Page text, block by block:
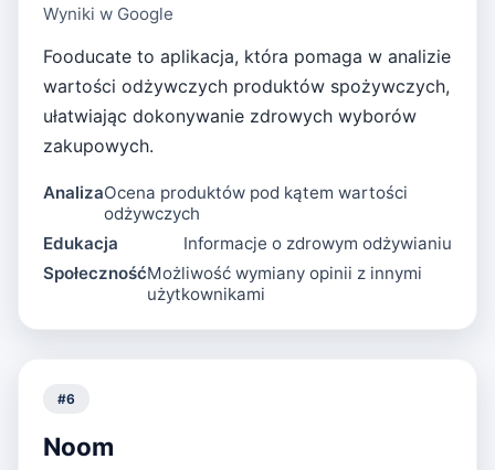
Wyniki w Google
Fooducate to aplikacja, która pomaga w analizie
wartości odżywczych produktów spożywczych,
ułatwiając dokonywanie zdrowych wyborów
zakupowych.
AnalizaOcena produktów pod kątem wartości
odżywczych
Edukacja
Informacje o zdrowym odżywianiu
SpołecznośćMożliwość wymiany opinii z innymi
użytkownikami
#6
Noom